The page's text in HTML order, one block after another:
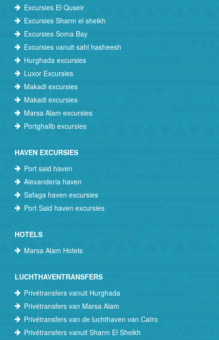
Excursies El Quseir
Excursies Sharm el sheikh
Excursies Soma Bay
Excursies vanuit sahl hasheesh
Hurghada excursies
Luxor Excursies
Makadi excursies
Makadi excursies
Marsa Alam excursies
Portghalib excursies
HAVEN EXCURSIES
Port said haven
Alexanderia haven
Safaga haven excursies
Port Said haven excursies
HOTELS
Marsa Alam Hotels
LUCHTHAVENTRANSFERS
Privétransfers vanuit Hurghada
Privétransfers van Marsa Alam
Privétransfers van de luchthaven van Caïro
Privétransfers vanuit Sharm El Sheikh